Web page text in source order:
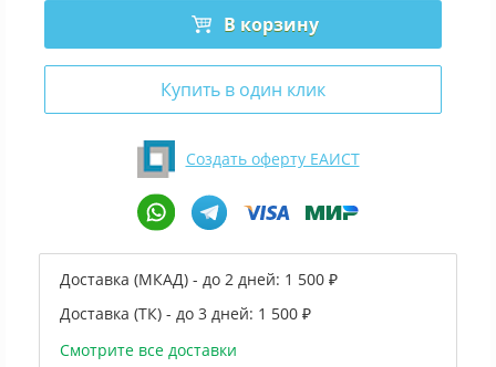
В корзину
Купить в один клик
Создать оферту ЕАИСТ
Доставка (МКАД) - до 2 дней: 1 500 ₽
Доставка (ТК) - до 3 дней: 1 500 ₽
Смотрите все доставки